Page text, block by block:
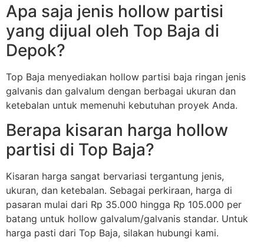
Apa saja jenis hollow partisi
yang dijual oleh Top Baja di
Depok?
Top Baja menyediakan hollow partisi baja ringan jenis
galvanis dan galvalum dengan berbagai ukuran dan
ketebalan untuk memenuhi kebutuhan proyek Anda.
Berapa kisaran harga hollow
partisi di Top Baja?
Kisaran harga sangat bervariasi tergantung jenis,
ukuran, dan ketebalan. Sebagai perkiraan, harga di
pasaran mulai dari Rp 35.000 hingga Rp 105.000 per
batang untuk hollow galvalum/galvanis standar. Untuk
harga pasti dari Top Baja, silakan hubungi kami.